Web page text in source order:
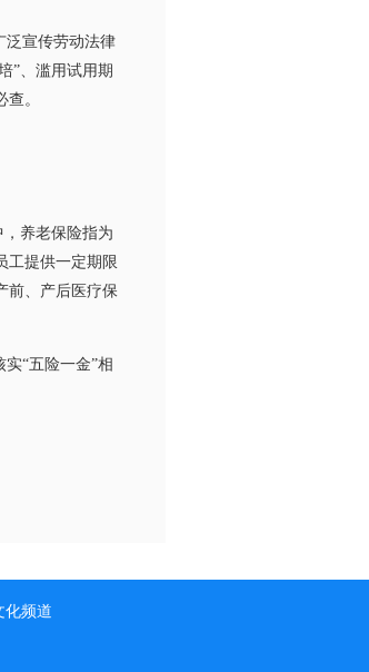
宣传劳动法律
”、滥用试用期
。
养老保险指为
工提供一定期限
前、产后医疗保
“五险一金”相
化频道